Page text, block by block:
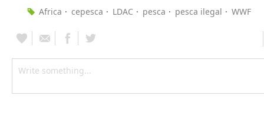
Africa
cepesca LDAC pesca pesca ilegal WWF